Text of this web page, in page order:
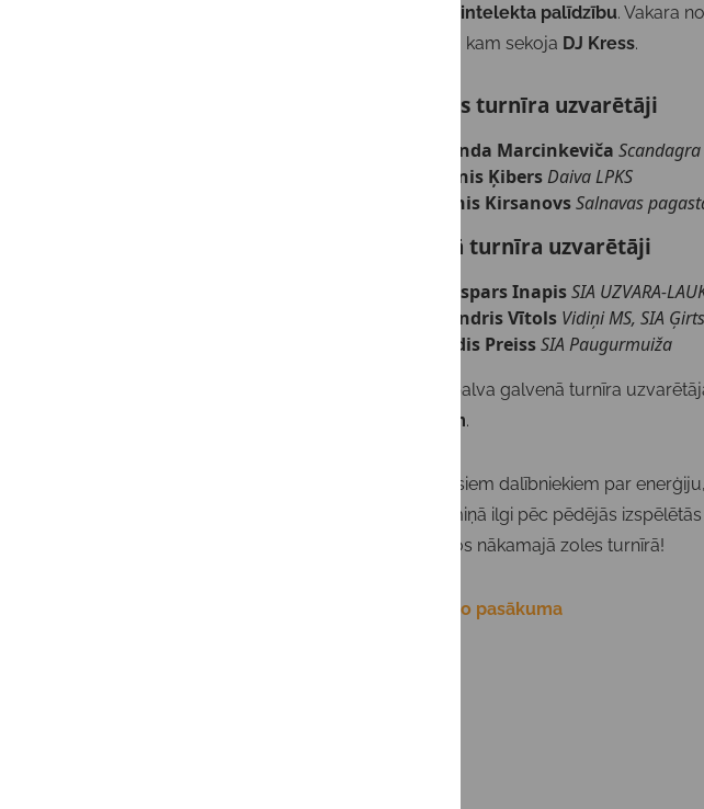
mākslīgā intelekta palīdzību. Vakara
, kam sekoja DJ Kress.
Izklaides turnīra uzvarētāji
Zanda MarcinkevičaScandagra
Arnis ĶibersDaiva LPKS
Jānis KirsanovsSalnavas
Galvenā turnīra uzvarētāji
Kaspars InapisSIA UZVARA-
Sandris Vītols Vidiņi MS, SIA Ģirts
Aldis PreissSIA Paugurmuiža
Galvenā balva galvenā turnīra
personām.
Paldies visiem dalībniekiem par
paliek atmiņā ilgi pēc pēdējās
Uz tikšanos nākamajā zoles turnīrā!
Foto no no pasākuma